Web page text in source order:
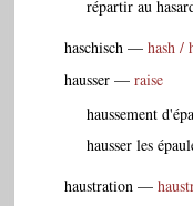
répartir au
haschisch — hash /
hausser — raise
haussement
hausser les
haustration —